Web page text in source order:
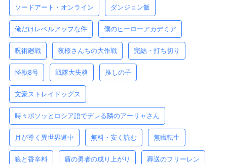
ソードアート・オンライン ダンジョン飯
俺だけレベルアップな件 僕のヒーローアカデミア
呪術廻戦 夜桜さんちの大作戦 完結・打ち切り
怪獣8号 戦隊大失格 推しの子
文豪ストレイドッグス
時々ボソッとロシア語でデレる隣のアーリャさん
月が導く異世界道中 無料・安く読む 無職転生
狼と香辛料 盾の勇者の成り上がり 葬送のフリーレン